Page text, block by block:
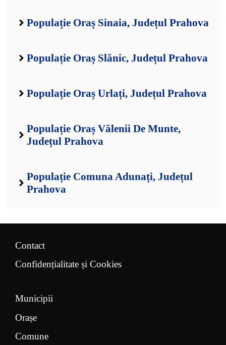
Populație Oraș Sinaia, Județul Prahova
Populație Oraș Slănic, Județul Prahova
Populație Oraș Urlați, Județul Prahova
Populație Oraș Vălenii De Munte,
Județul Prahova
Populație Comuna Adunați, Județul
Prahova
Contact
Confidențialitate și Cookies
Municipii
Orașe
Comune